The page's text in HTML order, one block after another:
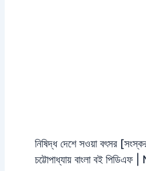
নিষিদ্ধ দেশে সওয়া বৎসর
চট্টোপাধ্যায় বাংলা বই